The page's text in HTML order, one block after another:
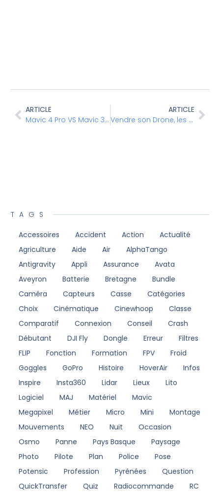
ARTICLE
Mavic 4 Pro VS Mavic 3 Pro
ARTICLE
Vendre son Drone, les Démarches
TAGS
Accessoires Accident Action
Actualité
Agriculture
Aide Air
AlphaTango
Antigravity
Appli Assurance
Avata
Aveyron
Batterie Bretagne
Bundle
Caméra
Capteurs Casse
Catégories
Choix
Cinématique Cinewhoop
Classe
Comparatif
Connexion Conseil
Crash
Débutant
DJI Fly Dongle Erreur
Filtres
FLIP
Fonction Formation FPV
Froid
Goggles
GoPro Histoire HoverAir
Infos
Inspire
Insta360 Lidar Lieux
Lito
Logiciel
MAJ Matériel
Mavic
Megapixel
Métier Micro Mini
Montage
Mouvements
NEO Nuit
Occasion
Osmo
Panne Pays Basque
Paysage
Photo
Pilote Plan Police
Pose
Potensic
Profession Pyrénées
Question
QuickTransfer
Quiz Radiocommande RC